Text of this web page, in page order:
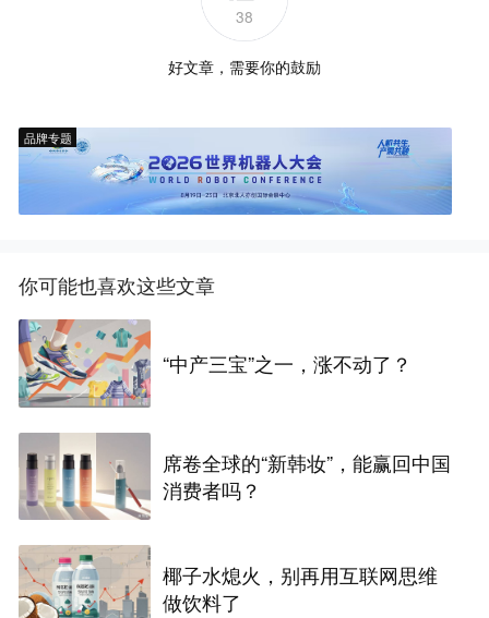
38
好文章，需要你的鼓励
品牌专题
你可能也喜欢这些文章
“中产三宝”之一，涨不动了？
席卷全球的“新韩妆”，能赢回中国
消费者吗？
椰子水熄火，别再用互联网思维
做饮料了